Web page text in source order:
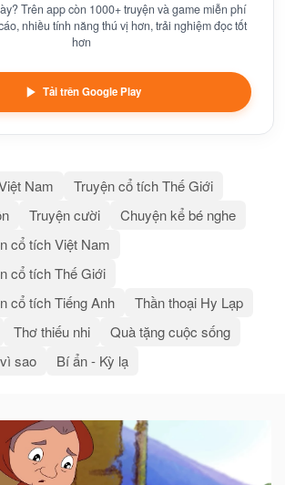
Trên app còn 1000+ truyện và game miễn phí
nhiều tính năng thú vị hơn, trải nghiệm đọc tốt
hơn
Tải trên Google Play
Nam
Truyện cổ tích Thế Giới
Truyện cười
Chuyện kể bé nghe
cổ tích Việt Nam
cổ tích Thế Giới
cổ tích Tiếng Anh
Thần thoại Hy Lạp
Thơ thiếu nhi
Quà tặng cuộc sống
sao
Bí ẩn - Kỳ lạ